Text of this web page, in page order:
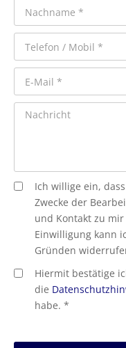
Ich willige ein,
Zwecke der
und Kontakt zu
Einwilligung kann
Gründen
Hiermit bestätige
die
habe. *